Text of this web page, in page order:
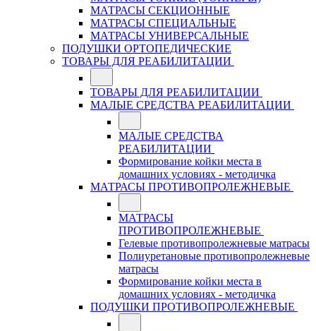
МАТРАСЫ СЕКЦИОННЫЕ
МАТРАСЫ СПЕЦИАЛЬНЫЕ
МАТРАСЫ УНИВЕРСАЛЬНЫЕ
ПОДУШКИ ОРТОПЕДИЧЕСКИЕ
ТОВАРЫ ДЛЯ РЕАБИЛИТАЦИИ
ТОВАРЫ ДЛЯ РЕАБИЛИТАЦИИ
МАЛЫЕ СРЕДСТВА РЕАБИЛИТАЦИИ
МАЛЫЕ СРЕДСТВА
РЕАБИЛИТАЦИИ
Формирование койки места в
домашних условиях - методичка
МАТРАСЫ ПРОТИВОПРОЛЕЖНЕВЫЕ
МАТРАСЫ
ПРОТИВОПРОЛЕЖНЕВЫЕ
Гелевые противопролежневые матрасы
Полиуретановые противопролежневые
матрасы
Формирование койки места в
домашних условиях - методичка
ПОДУШКИ ПРОТИВОПРОЛЕЖНЕВЫЕ